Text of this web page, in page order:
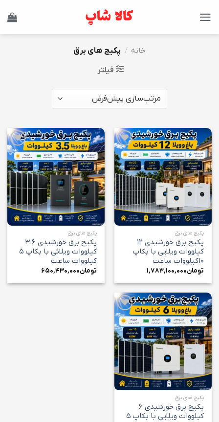
خانه / پکیج های برق
فیلتر
افزودن
به
علاقه
مندی
ها
پکیج های برق
پکیج برق خورشیدی ۱۲
کیلووات ویلایی با بکاپ
۱۰کیلووات ساعت
تومان۱,۷۸۳,۱۰۰,۰۰۰
افزودن
به
علاقه
مندی
پکیج های برق
پکیج برق خورشیدی ۳.۶
کیلووات ویلائی با بکاپ ۵
کیلووات ساعت
تومان۶۵۰,۴۳۰,۰۰۰
افزودن
به
علاقه
مندی
پکیج های برق
پکیج برق خورشیدی ۶
کیلووات ویلایی با بکاپ ۵